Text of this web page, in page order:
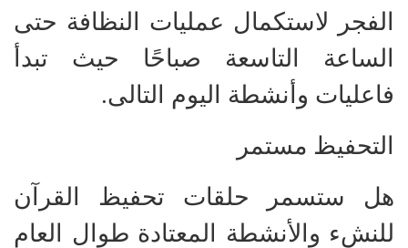
الفجر لاستكمال عمليات النظافة حتى
الساعة التاسعة صباحًا حيث تبدأ
فاعليات وأنشطة اليوم التالى.
التحفيظ مستمر
هل ستسمر حلقات تحفيظ القرآن
للنشء والأنشطة المعتادة طوال العام